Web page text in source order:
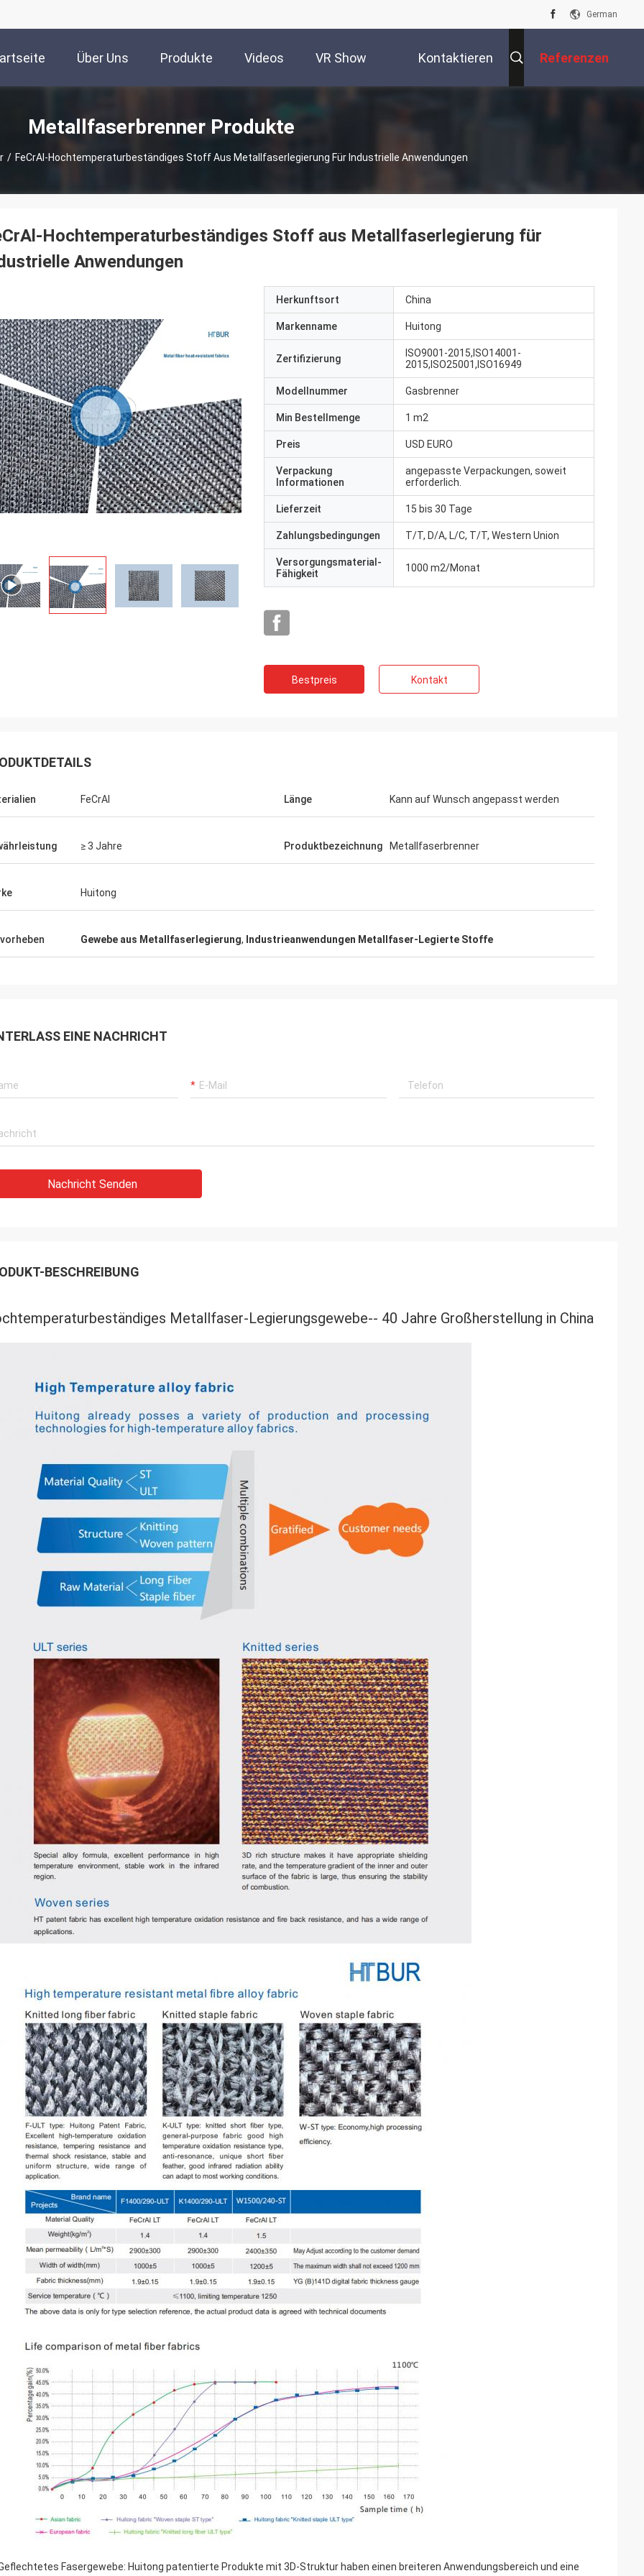
German
Über Uns Produkte Videos VR Show Kontaktieren Referenzen
Metallfaserbrenner Produkte
/ FeCrAl-Hochtemperaturbeständiges Stoff Aus Metallfaserlegierung Für Industrielle Anwendungen
Hochtemperaturbeständiges Stoff aus Metallfaserlegierung für
Anwendungen
Herkunftsort China
Markenname Huitong
Zertifizierung
ISO9001-2015,ISO14001-
2015,ISO25001,ISO16949
Modellnummer Gasbrenner
Min Bestellmenge 1 m2
Preis USD EURO
Verpackung
Informationen
angepasste Verpackungen, soweit
erforderlich.
Lieferzeit 15 bis 30 Tage
Zahlungsbedingungen T/T, D/A, L/C, T/T, Western Union
Versorgungsmaterial-
Fähigkeit
1000 m2/Monat
Bestpreis Kontakt
FeCrAl Länge Kann auf Wunsch angepasst werden
≥ 3 Jahre Produktbezeichnung Metallfaserbrenner
Huitong
Gewebe aus Metallfaserlegierung, Industrieanwendungen Metallfaser-Legierte Stoffe
EINE NACHRICHT
Nachricht Senden
BESCHREIBUNG
Metallfaser-Legierungsgewebe-- 40 Jahre Großherstellung in China
Fasergewebe: Huitong patentierte Produkte mit 3D-Struktur haben einen breiteren Anwendungsbereich und eine